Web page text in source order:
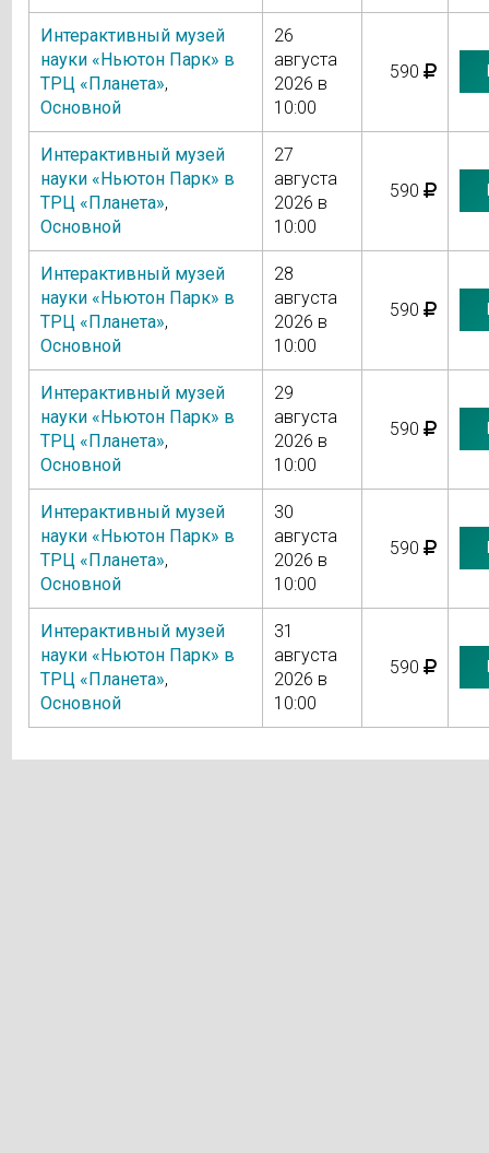
Интерактивный музей
науки «Ньютон Парк» в
ТРЦ «Планета»,
Основной
26
августа
2026 в
10:00
590
Интерактивный музей
науки «Ньютон Парк» в
ТРЦ «Планета»,
Основной
27
августа
2026 в
10:00
590
Интерактивный музей
науки «Ньютон Парк» в
ТРЦ «Планета»,
Основной
28
августа
2026 в
10:00
590
Интерактивный музей
науки «Ньютон Парк» в
ТРЦ «Планета»,
Основной
29
августа
2026 в
10:00
590
Интерактивный музей
науки «Ньютон Парк» в
ТРЦ «Планета»,
Основной
30
августа
2026 в
10:00
590
Интерактивный музей
науки «Ньютон Парк» в
ТРЦ «Планета»,
Основной
31
августа
2026 в
10:00
590